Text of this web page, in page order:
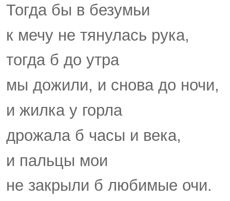
Тогда бы в безумьи
к мечу не тянулась рука,
тогда б до утра
мы дожили, и снова до ночи,
и жилка у горла
дрожала б часы и века,
и пальцы мои
не закрыли б любимые очи.